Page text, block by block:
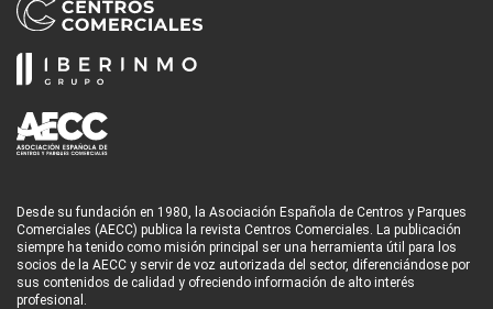
Desde su fundación en 1980, la Asociación Española de Centros y Parques
Comerciales (AECC) publica la revista Centros Comerciales. La publicación
siempre ha tenido como misión principal ser una herramienta útil para los
socios de la AECC y servir de voz autorizada del sector, diferenciándose por
sus contenidos de calidad y ofreciendo información de alto interés
profesional.